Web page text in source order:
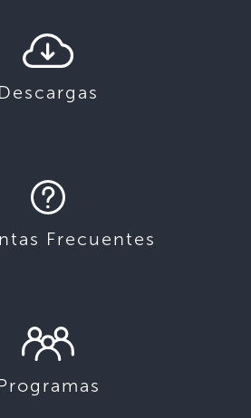
Descargas
Frecuentes